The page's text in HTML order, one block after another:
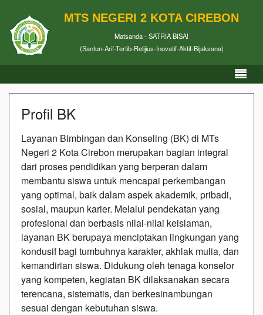
MTS NEGERI 2 KOTA CIREBON
Matsanda - SATRIA BISA!
(Santun-Arif-Tertib-Relijius-Inovatif-Aktif-Bijaksana)
Profil BK
Layanan Bimbingan dan Konseling (BK) di MTs
Negeri 2 Kota Cirebon merupakan bagian integral
dari proses pendidikan yang berperan dalam
membantu siswa untuk mencapai perkembangan
yang optimal, baik dalam aspek akademik, pribadi,
sosial, maupun karier. Melalui pendekatan yang
profesional dan berbasis nilai-nilai keislaman,
layanan BK berupaya menciptakan lingkungan yang
kondusif bagi tumbuhnya karakter, akhlak mulia, dan
kemandirian siswa. Didukung oleh tenaga konselor
yang kompeten, kegiatan BK dilaksanakan secara
terencana, sistematis, dan berkesinambungan
sesuai dengan kebutuhan siswa.